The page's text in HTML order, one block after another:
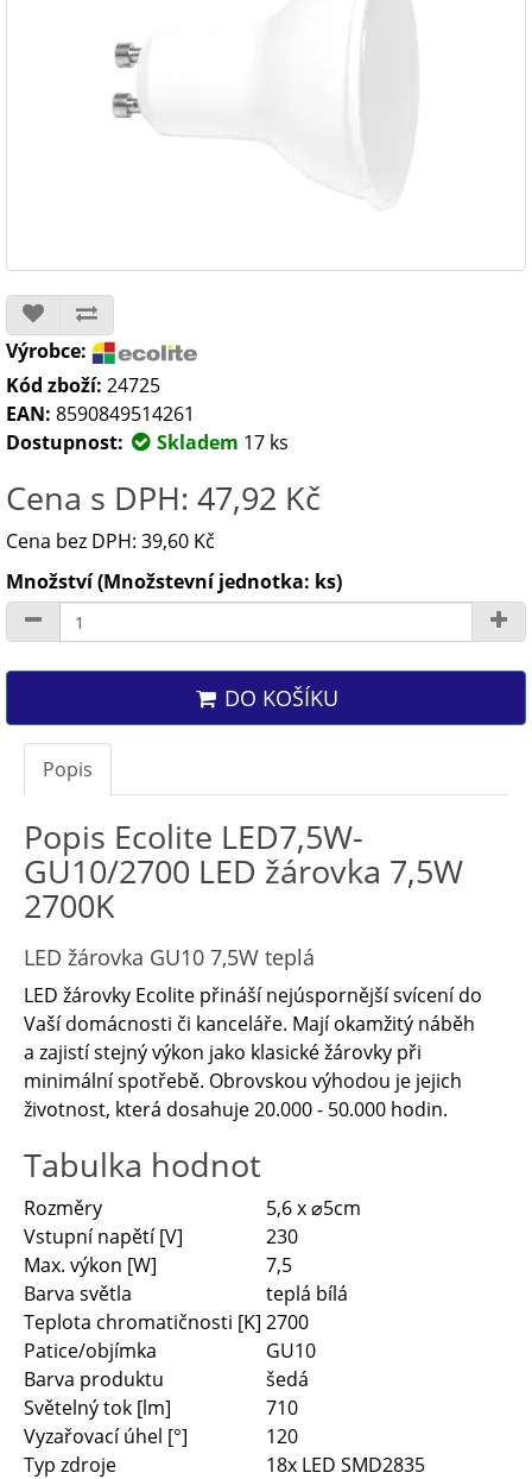
Výrobce:
Kód zboží: 24725
EAN: 8590849514261
Dostupnost:
Skladem 17 ks
Cena s DPH: 47,92 Kč
Cena bez DPH: 39,60 Kč
Množství (Množstevní jednotka: ks)
DO KOŠÍKU
Popis
Popis Ecolite LED7,5W-
GU10/2700 LED žárovka 7,5W
2700K
LED žárovka GU10 7,5W teplá
LED žárovky Ecolite přináší nejúspornější svícení do
Vaší domácnosti či kanceláře. Mají okamžitý náběh
a zajistí stejný výkon jako klasické žárovky při
minimální spotřebě. Obrovskou výhodou je jejich
životnost, která dosahuje 20.000 - 50.000 hodin.
Tabulka hodnot
Rozměry
5,6 x ⌀5cm
Vstupní napětí [V]
230
Max. výkon [W]
7,5
Barva světla
teplá bílá
Teplota chromatičnosti [K] 2700
Patice/objímka
GU10
Barva produktu
šedá
Světelný tok [lm]
710
Vyzařovací úhel [°]
120
Typ zdroje
18x LED SMD2835